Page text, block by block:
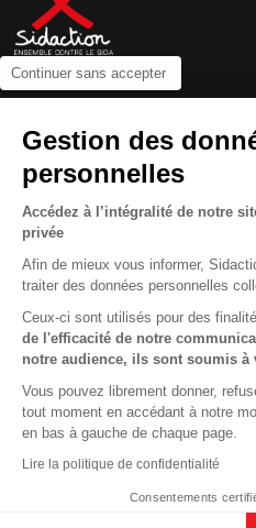
Continuer sans accepter
Gestion des
personnelles
Accédez à l’intégralité de notre
privée
Afin de mieux vous informer,
traiter des données personnelles
Ceux-ci sont utilisés pour des
de l'efficacité de notre
notre audience, ils sont soumis à
Vous pouvez librement donner,
tout moment en accédant à notre
en bas à gauche de chaque page.
Lire la politique de confidentialité
Consentements
Newsletter
Nous suivre sur les réseaux :
MENTIONS LÉGALES
CONDITIONS D’UTILISATION ET
COOKIES
This site uses cookies and gives
En savoir plus